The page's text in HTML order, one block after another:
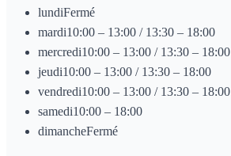
lundiFermé
mardi10:00 – 13:00 / 13:30 – 18:00
mercredi10:00 – 13:00 / 13:30 – 18:00
jeudi10:00 – 13:00 / 13:30 – 18:00
vendredi10:00 – 13:00 / 13:30 – 18:00
samedi10:00 – 18:00
dimancheFermé